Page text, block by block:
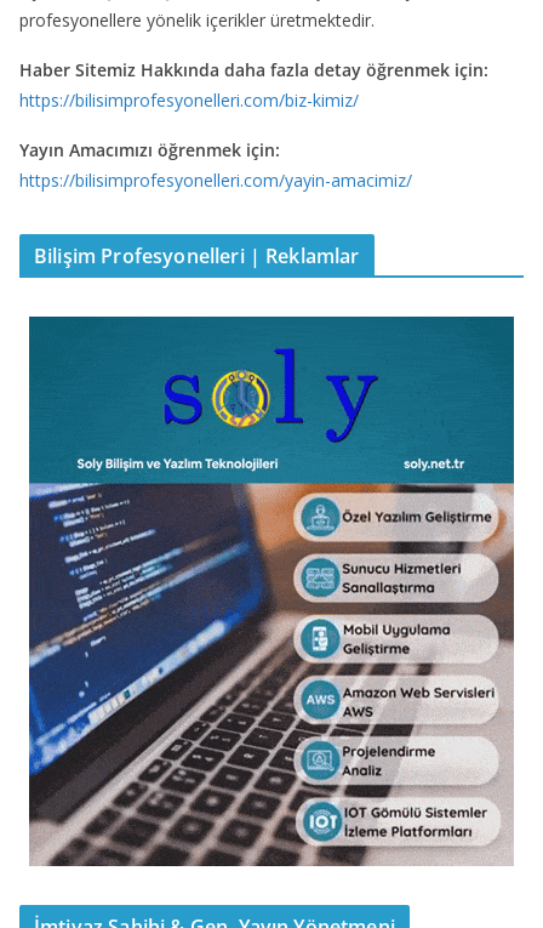
profesyonellere yönelik içerikler üretmektedir.
Haber Sitemiz Hakkında daha fazla detay öğrenmek için:
https://bilisimprofesyonelleri.com/biz-kimiz/
Yayın Amacımızı öğrenmek için:
https://bilisimprofesyonelleri.com/yayin-amacimiz/
Bilişim Profesyonelleri | Reklamlar